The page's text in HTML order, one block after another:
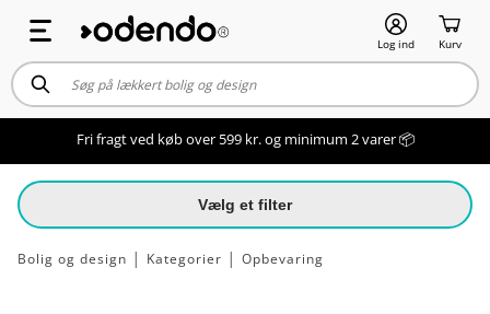
Log ind Kurv
Fri fragt ved køb over 599 kr. og minimum 2 varer 📦
Vælg et filter
Bolig og design Kategorier Opbevaring